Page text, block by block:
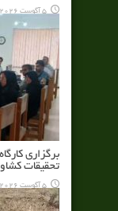
5 آگوست 2026
برگزاری
تحقیقات
5 آگوست 2026